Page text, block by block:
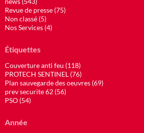
Revue de presse (75)
Non classé (5)
Nos Services (4)
Étiquettes
Couverture anti feu (118)
PROTECH SENTINEL (76)
Plan sauvegarde des oeuvres (69)
prev securite 62 (56)
PSO (54)
Année